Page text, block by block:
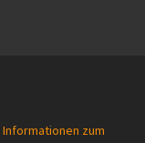
Informationen zum